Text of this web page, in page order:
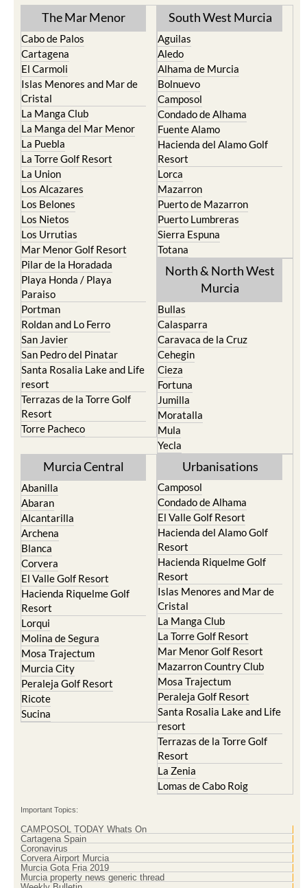
The Mar Menor
Cabo de Palos
Cartagena
El Carmoli
Islas Menores and Mar de
Cristal
La Manga Club
La Manga del Mar Menor
La Puebla
La Torre Golf Resort
La Union
Los Alcazares
Los Belones
Los Nietos
Los Urrutias
Mar Menor Golf Resort
Pilar de la Horadada
Playa Honda / Playa
Paraiso
Portman
Roldan and Lo Ferro
San Javier
San Pedro del Pinatar
Santa Rosalia Lake and Life
resort
Terrazas de la Torre Golf
Resort
Torre Pacheco
South West Murcia
Aguilas
Aledo
Alhama de Murcia
Bolnuevo
Camposol
Condado de Alhama
Fuente Alamo
Hacienda del Alamo Golf
Resort
Lorca
Mazarron
Puerto de Mazarron
Puerto Lumbreras
Sierra Espuna
Totana
North & North West
Murcia
Bullas
Calasparra
Caravaca de la Cruz
Cehegin
Cieza
Fortuna
Jumilla
Moratalla
Mula
Yecla
Murcia Central
Abanilla
Abaran
Alcantarilla
Archena
Blanca
Corvera
El Valle Golf Resort
Hacienda Riquelme Golf
Resort
Lorqui
Molina de Segura
Mosa Trajectum
Murcia City
Peraleja Golf Resort
Ricote
Sucina
Urbanisations
Camposol
Condado de Alhama
El Valle Golf Resort
Hacienda del Alamo Golf
Resort
Hacienda Riquelme Golf
Resort
Islas Menores and Mar de
Cristal
La Manga Club
La Torre Golf Resort
Mar Menor Golf Resort
Mazarron Country Club
Mosa Trajectum
Peraleja Golf Resort
Santa Rosalia Lake and Life
resort
Terrazas de la Torre Golf
Resort
La Zenia
Lomas de Cabo Roig
Important Topics:
CAMPOSOL TODAY Whats On
Cartagena Spain
Coronavirus
Corvera Airport Murcia
Murcia Gota Fria 2019
Murcia property news generic thread